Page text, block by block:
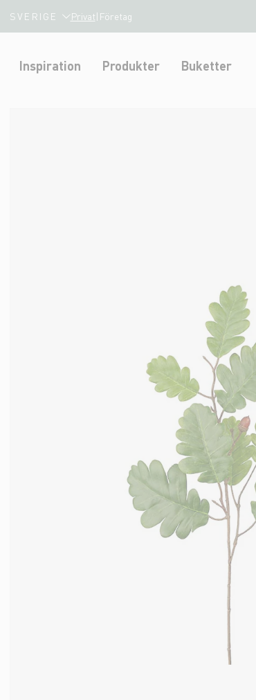
SVERIGE Privat| Företag
Inspiration Produkter Buketter